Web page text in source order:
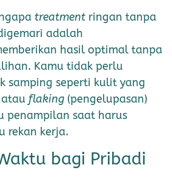
treatment ringan tanpa
adalah
hasil optimal tanpa
Kamu tidak perlu
samping seperti kulit yang
flaking (pengelupasan)
penampilan saat harus
rekan kerja.
bagi Pribadi